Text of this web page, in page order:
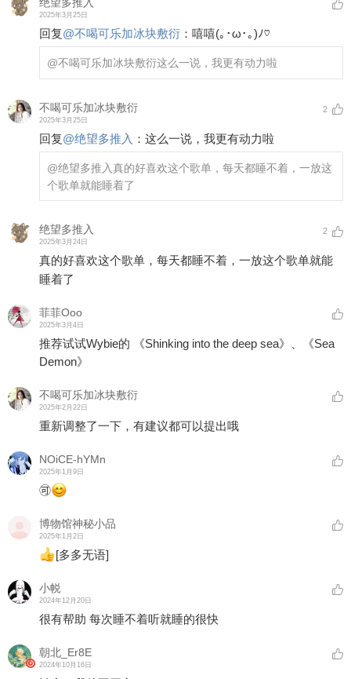
2025年3月25日
回复@不喝可乐加冰块敷衍 ： 嘻嘻(｡･ω･｡)ﾉ♡
@不喝可乐加冰块敷衍这么一说，我更有动力啦
不喝可乐加冰块敷衍
2025年3月25日
2
回复@绝望多推入 ： 这么一说，我更有动力啦
@绝望多推入真的好喜欢这个歌单，每天都睡不着，一放这
个歌单就能睡着了
绝望多推入
2025年3月24日
2
真的好喜欢这个歌单，每天都睡不着，一放这个歌单就能
睡着了
菲菲Ooo
2025年3月4日
推荐试试Wybie的 《Shinking into the deep sea》、《Sea
Demon》
不喝可乐加冰块敷衍
2025年2月22日
重新调整了一下，有建议都可以提出哦
NOiCE-hYMn
2025年1月9日
🉑
博物馆神秘小品
2025年1月2日
[多多无语]
小帨
2024年12月20日
很有帮助 每次睡不着听就睡的很快
朝北_Er8E
2024年10月16日